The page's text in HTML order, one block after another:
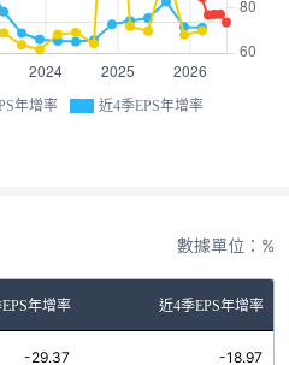
年增率 近4季EPS年增率
數據單位：%
年增率 近4季EPS年增率
-29.37 -18.97